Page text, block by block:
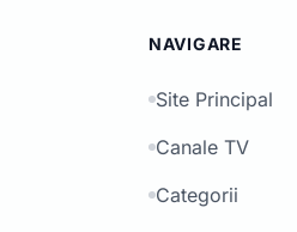
NAVIGARE
Site Principal
Canale TV
Categorii